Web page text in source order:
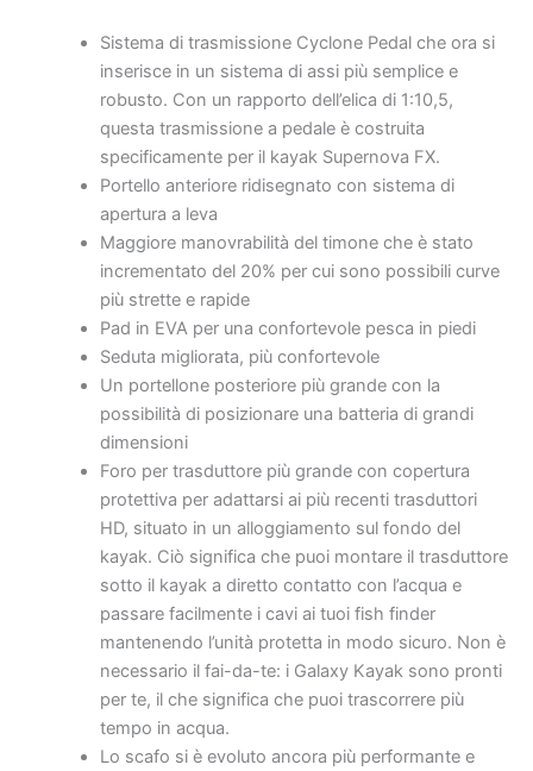
Sistema di trasmissione Cyclone Pedal che ora si
inserisce in un sistema di assi più semplice e
robusto. Con un rapporto dell’elica di 1:10,5,
questa trasmissione a pedale è costruita
specificamente per il kayak Supernova FX.
Portello anteriore ridisegnato con sistema di
apertura a leva
Maggiore manovrabilità del timone che è stato
incrementato del 20% per cui sono possibili curve
più strette e rapide
Pad in EVA per una confortevole pesca in piedi
Seduta migliorata, più confortevole
Un portellone posteriore più grande con la
possibilità di posizionare una batteria di grandi
dimensioni
Foro per trasduttore più grande con copertura
protettiva per adattarsi ai più recenti trasduttori
HD, situato in un alloggiamento sul fondo del
kayak. Ciò significa che puoi montare il trasduttore
sotto il kayak a diretto contatto con l’acqua e
passare facilmente i cavi ai tuoi fish finder
mantenendo l’unità protetta in modo sicuro. Non è
necessario il fai-da-te: i Galaxy Kayak sono pronti
per te, il che significa che puoi trascorrere più
tempo in acqua.
Lo scafo si è evoluto ancora più performante e